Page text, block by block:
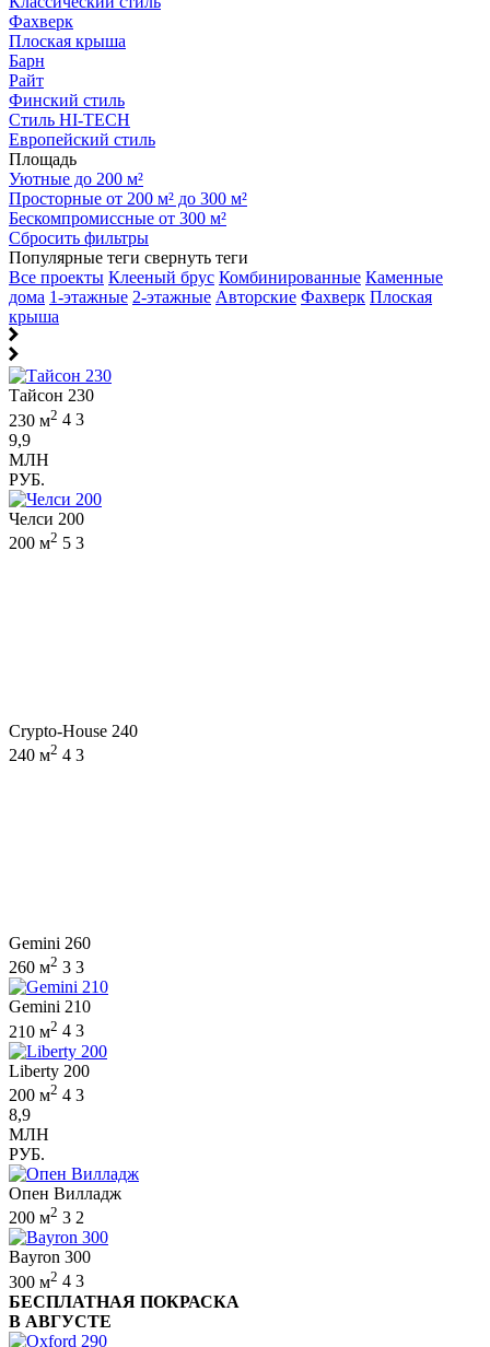
Фахверк
Плоская крыша
Барн
Райт
Финский стиль
Стиль HI-TECH
Европейский стиль
Площадь
Уютные до 200 м²
Просторные от 200 м² до 300 м²
Бескомпромиссные от 300 м²
Сбросить фильтры
Популярные теги свернуть теги
Все проекты Клееный брус Комбинированные Каменные
дома 1-этажные 2-этажные Авторские Фахверк Плоская
крыша
Тайсон 230
230 м2 4 3
9,9
МЛН
РУБ.
Челси 200
200 м2 5 3
Crypto-House 240
240 м2 4 3
Gemini 260
260 м2 3 3
Gemini 210
210 м2 4 3
Liberty 200
200 м2 4 3
8,9
МЛН
РУБ.
Опен Вилладж
200 м2 3 2
Bayron 300
300 м2 4 3
БЕСПЛАТНАЯ ПОКРАСКА
В АВГУСТЕ